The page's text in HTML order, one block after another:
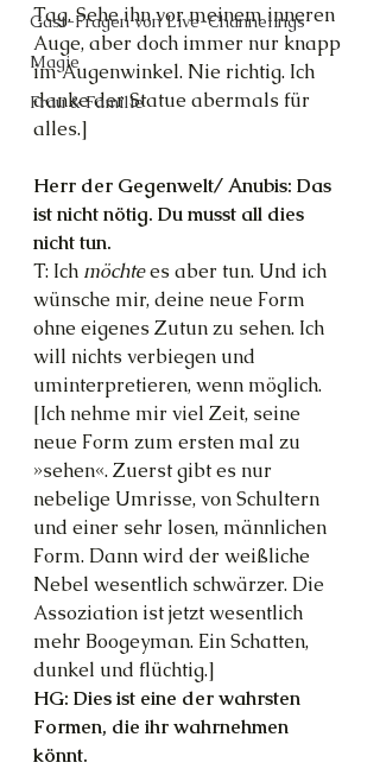
Gast-Fragen von Live-Channelings
Magie
Frau & Familie
Tag. Sehe ihn vor meinem inneren
Auge, aber doch immer nur knapp
im Augenwinkel. Nie richtig. Ich
danke der Statue abermals für
alles.]
Herr der Gegenwelt/ Anubis: Das
ist nicht nötig. Du musst all dies
nicht tun.
T: Ich möchte es aber tun. Und ich
wünsche mir, deine neue Form
ohne eigenes Zutun zu sehen. Ich
will nichts verbiegen und
uminterpretieren, wenn möglich.
[Ich nehme mir viel Zeit, seine
neue Form zum ersten mal zu
»sehen«. Zuerst gibt es nur
nebelige Umrisse, von Schultern
und einer sehr losen, männlichen
Form. Dann wird der weißliche
Nebel wesentlich schwärzer. Die
Assoziation ist jetzt wesentlich
mehr Boogeyman. Ein Schatten,
dunkel und flüchtig.]
HG: Dies ist eine der wahrsten
Formen, die ihr wahrnehmen
könnt.